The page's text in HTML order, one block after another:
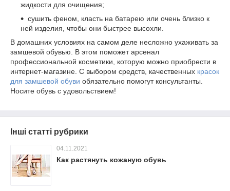
жидкости для очищения;
сушить феном, класть на батарею или очень близко к
ней изделия, чтобы они быстрее высохли.
В домашних условиях на самом деле несложно ухаживать за
замшевой обувью. В этом поможет арсенал
профессиональной косметики, которую можно приобрести в
интернет-магазине. С выбором средств, качественных красок
для замшевой обуви обязательно помогут консультанты.
Носите обувь с удовольствием!
Інші статті рубрики
04.11.2021
Как растянуть кожаную обувь